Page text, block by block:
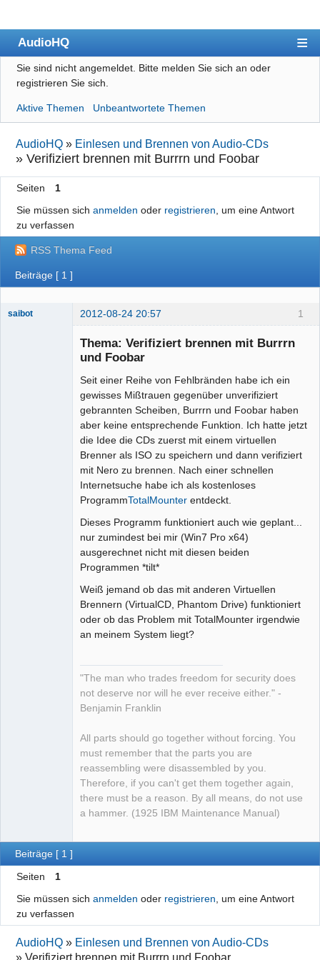
AudioHQ
Übersicht
Forenrichtlinien
Suche
Registrieren
Impressum
Datenschutz
Sie sind nicht angemeldet. Bitte melden Sie sich an oder
registrieren Sie sich.
Aktive Themen Unbeantwortete Themen
AudioHQ » Einlesen und Brennen von Audio-CDs
»Verifiziert brennen mit Burrrn und Foobar
Seiten
1
Sie müssen sich anmelden oder registrieren , um eine Antwort
zu verfassen
RSS Thema Feed
Beiträge [ 1 ]
1
saibot 2012-08-24 20:57
Thema: Verifiziert brennen mit Burrrn
und Foobar
Seit einer Reihe von Fehlbränden habe ich ein
gewisses Mißtrauen gegenüber unverifiziert
gebrannten Scheiben, Burrrn und Foobar haben
aber keine entsprechende Funktion. Ich hatte jetzt
die Idee die CDs zuerst mit einem virtuellen
Brenner als ISO zu speichern und dann verifiziert
mit Nero zu brennen. Nach einer schnellen
Internetsuche habe ich als kostenloses
ProgrammTotalMounter entdeckt.
Dieses Programm funktioniert auch wie geplant...
nur zumindest bei mir (Win7 Pro x64)
ausgerechnet nicht mit diesen beiden
Programmen *tilt*
Weiß jemand ob das mit anderen Virtuellen
Brennern (VirtualCD, Phantom Drive) funktioniert
oder ob das Problem mit TotalMounter irgendwie
an meinem System liegt?
"The man who trades freedom for security does
not deserve nor will he ever receive either." -
Benjamin Franklin
All parts should go together without forcing. You
must remember that the parts you are
reassembling were disassembled by you.
Therefore, if you can't get them together again,
there must be a reason. By all means, do not use
a hammer. (1925 IBM Maintenance Manual)
Beiträge [ 1 ]
Seiten
1
Sie müssen sich anmelden oder registrieren , um eine Antwort
zu verfassen
AudioHQ » Einlesen und Brennen von Audio-CDs